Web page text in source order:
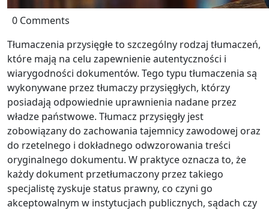
0 Comments
Tłumaczenia przysięgłe to szczególny rodzaj tłumaczeń,
które mają na celu zapewnienie autentyczności i
wiarygodności dokumentów. Tego typu tłumaczenia są
wykonywane przez tłumaczy przysięgłych, którzy
posiadają odpowiednie uprawnienia nadane przez
władze państwowe. Tłumacz przysięgły jest
zobowiązany do zachowania tajemnicy zawodowej oraz
do rzetelnego i dokładnego odwzorowania treści
oryginalnego dokumentu. W praktyce oznacza to, że
każdy dokument przetłumaczony przez takiego
specjalistę zyskuje status prawny, co czyni go
akceptowalnym w instytucjach publicznych, sądach czy